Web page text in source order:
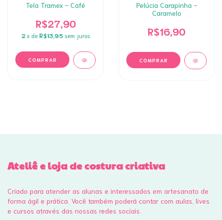
Tela Tramex - Café
R$27,90
2 x de R$13,95 sem juros
Pelúcia Carapinha -
Caramelo
R$16,90
Ateliê e loja de costura criativa
Criado para atender as alunas e interessados em artesanato de
forma ágil e prática. Você também poderá contar com aulas, lives
e cursos através das nossas redes sociais.